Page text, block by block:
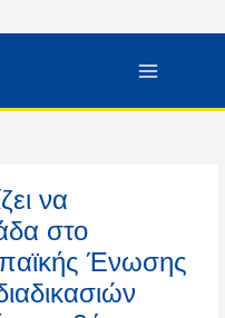
να
στο
Ένωσης